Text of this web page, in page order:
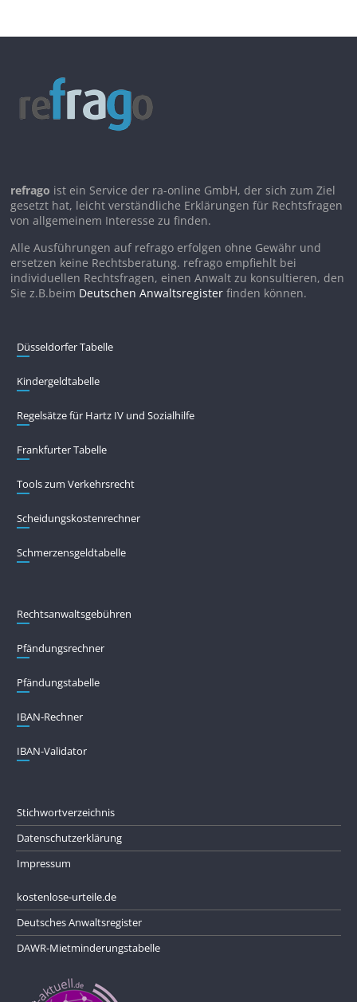
refrago ist ein Service der ra-online GmbH, der sich zum Ziel
gesetzt hat, leicht verständliche Erklärungen für Rechtsfragen
von allgemeinem Interesse zu finden.
Alle Ausführungen auf refrago erfolgen ohne Gewähr und
ersetzen keine Rechtsberatung. refrago empfiehlt bei
individuellen Rechtsfragen, einen Anwalt zu konsultieren, den
Sie z.B.beim Deutschen Anwaltsregister finden können.
Düsseldorfer Tabelle
Kindergeldtabelle
Regelsätze für Hartz IV und Sozialhilfe
Frankfurter Tabelle
Tools zum Verkehrsrecht
Scheidungskostenrechner
Schmerzensgeldtabelle
Rechtsanwaltsgebühren
Pfändungs­rechner
Pfändungs­tabelle
IBAN-Rechner
IBAN-Validator
Stichwortverzeichnis
Datenschutzerklärung
Impressum
kostenlose-urteile.de
Deutsches Anwaltsregister
DAWR-Mietminderungstabelle